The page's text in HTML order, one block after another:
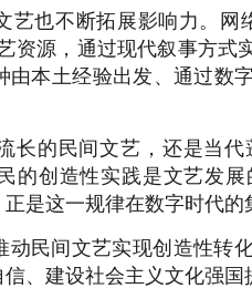
艺也不断拓展影响力。网
资源，通过现代叙事方式
由本土经验出发、通过数
长的民间文艺，还是当
的创造性实践是文艺发
是这一规律在数字时代的
动民间文艺实现创造性转
、建设社会主义文化强国